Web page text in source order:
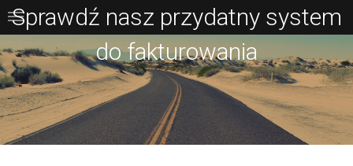
Sprawdź nasz przydatny system
do fakturowania